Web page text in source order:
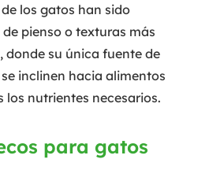
los gatos han sido
pienso o texturas más
donde su única fuente de
inclinen hacia alimentos
nutrientes necesarios.
para gatos